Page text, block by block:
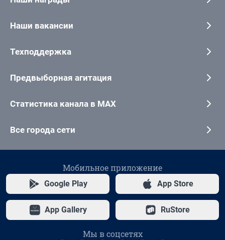
Наши вакансии
Техподдержка
Предвыборная агитация
Статистика канала в MAX
Все города сети
Мобильное приложение
Google Play App Store
App Gallery RuStore
Мы в соцсетях